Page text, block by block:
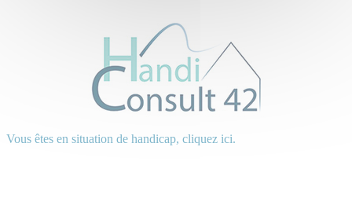
Vous êtes en situation de handicap, cliquez ici.